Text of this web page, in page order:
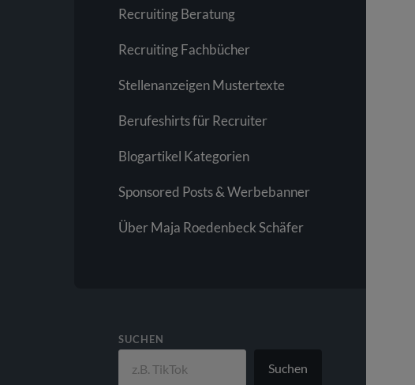
Recruiting Beratung
Recruiting Fachbücher
Stellenanzeigen Mustertexte
Berufeshirts für Recruiter
Blogartikel Kategorien
Sponsored Posts & Werbebanner
Über Maja Roedenbeck Schäfer
SUCHEN
Suchen